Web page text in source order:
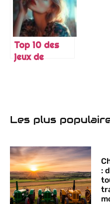
Top 10 des
jeux de
Simracing
SimRacingEvolution
Les plus
: